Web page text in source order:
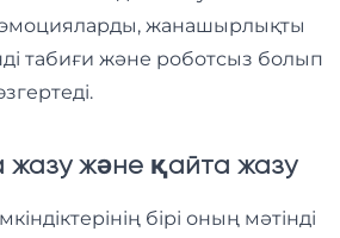
эмоцияларды, жанашырлықты
табиғи және роботсыз болып
және қайта жазу
бірі оның мәтінді